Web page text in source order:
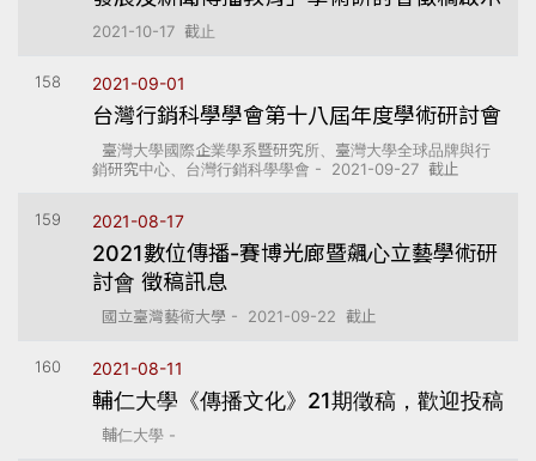
2021-10-17 截止
158 2021-09-01
台灣行銷科學學會第十八屆年度學術研討會
臺灣大學國際企業學系暨研究所、臺灣大學全球品牌與行
銷研究中心、台灣行銷科學學會 - 2021-09-27 截止
159 2021-08-17
2021數位傳播-賽博光廊暨飆心立藝學術研
討會 徵稿訊息
國立臺灣藝術大學 - 2021-09-22 截止
160 2021-08-11
輔仁大學《傳播文化》21期徵稿，歡迎投稿
輔仁大學 -